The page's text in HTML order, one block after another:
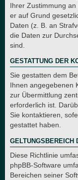
Ihrer Zustimmung
er auf Grund
Daten (z. B. an
die Daten zur
sind.
GESTATTUNG DER
Sie gestatten dem
Ihnen angegebenen
zur Übermittlung
erforderlich ist.
Sie kontaktieren,
gestattet haben.
GELTUNGSBEREICH
Diese Richtlinie
phpBB-Software
Bereichen seiner